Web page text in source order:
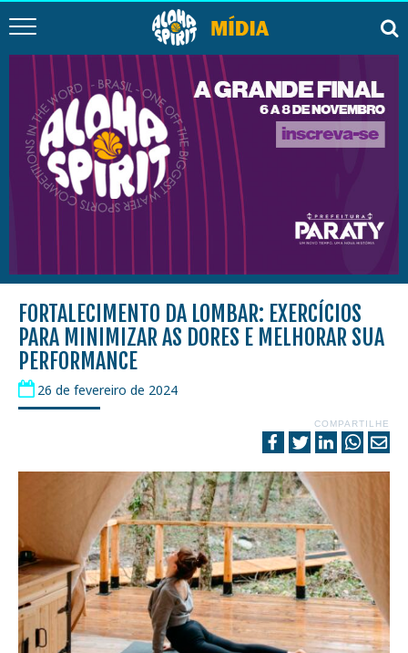
FORTALECIMENTO DA LOMBAR: EXERCÍCIOS
PARA MINIMIZAR AS DORES E MELHORAR SUA
PERFORMANCE
26 de fevereiro de 2024
COMPARTILHE